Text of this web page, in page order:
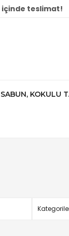
içinde teslimat!
SABUN, KOKULU